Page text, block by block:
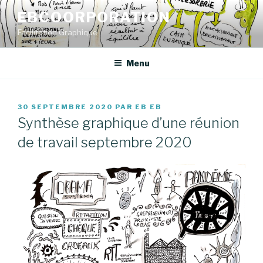
Aller
au
contenu
principal
EBCOORPORATION
Facilitation Graphique
Menu
PUBLIÉ
LE
30 SEPTEMBRE 2020 PAR EB EB
Synthèse graphique d’une réunion
de travail septembre 2020